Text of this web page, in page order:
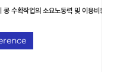
수확작업의 소요노동력 및 이용비용